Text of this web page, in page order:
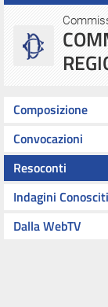
Composizione
Convocazioni
Resoconti
Indagini
Dalla WebTV